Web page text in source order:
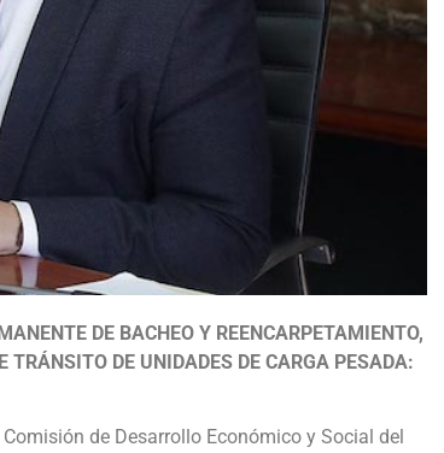
DE BACHEO Y REENCARPETAMIENTO,
TRÁNSITO DE UNIDADES DE CARGA PESADA:
de Desarrollo Económico y Social del